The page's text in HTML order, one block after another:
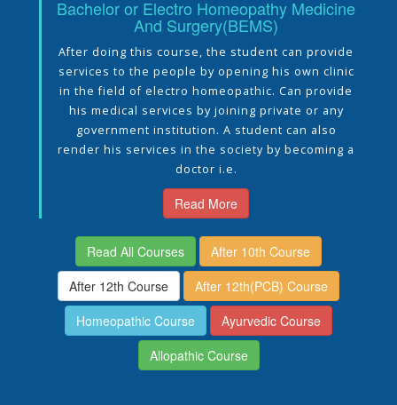
Bachelor or Electro Homeopathy Medicine
And Surgery(BEMS)
After doing this course, the student can provide
services to the people by opening his own clinic
in the field of electro homeopathic. Can provide
his medical services by joining private or any
government institution. A student can also
render his services in the society by becoming a
doctor i.e.
Read More
Read All Courses
After 10th Course
After 12th Course
After 12th(PCB) Course
Homeopathic Course
Ayurvedic Course
Allopathic Course